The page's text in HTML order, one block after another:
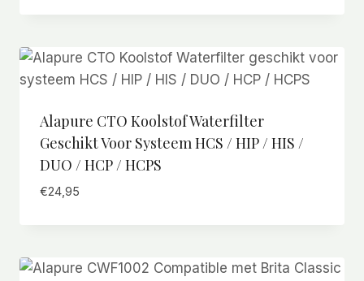
Alapure CTO Koolstof Waterfilter
Geschikt Voor Systeem HCS / HIP / HIS /
DUO / HCP / HCPS
€24,95